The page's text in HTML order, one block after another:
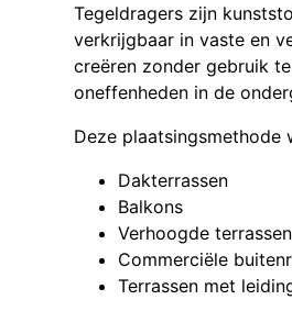
Tegeldragers zijn
verkrijgbaar in vaste en
creëren zonder gebruik
oneffenheden in de
Deze
Dakterrassen
Balkons
Verhoogde terrassen
Commerciële
Terrassen met